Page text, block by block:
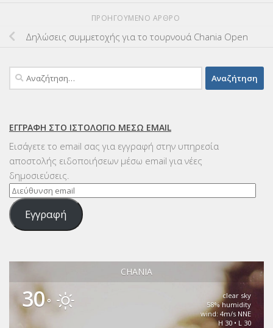
ΠΡΟΗΓΟΎΜΕΝΟ ΆΡΘΡΟ
Δηλώσεις συμμετοχής για το τουρνουά Chania Open
Αναζήτηση
για:
ΕΓΓΡΑΦΉ ΣΤΟ ΙΣΤΟΛΌΓΙΟ ΜΈΣΩ EMAIL
Εισάγετε το email σας για εγγραφή στην υπηρεσία
αποστολής ειδοποιήσεων μέσω email για νέες
δημοσιεύσεις.
Διεύθυνση
email
Εγγραφή
CHANIA
30°
clear sky
58% humidity
wind: 4m/s NNE
H 30 • L 30